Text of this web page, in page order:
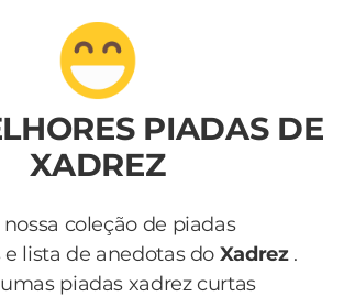
PIADAS DE
XADREZ
coleção de piadas
lista de anedotas do Xadrez.
piadas xadrez curtas